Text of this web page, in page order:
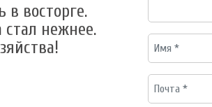
в восторге.
стал нежнее.